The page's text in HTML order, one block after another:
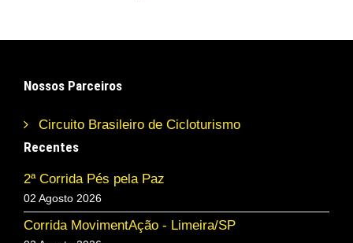
Nossos Parceiros
Circuito Brasileiro de Cicloturismo
Recentes
2ª Corrida Pés pela Paz
02 Agosto 2026
Corrida MovimentAção - Limeira/SP